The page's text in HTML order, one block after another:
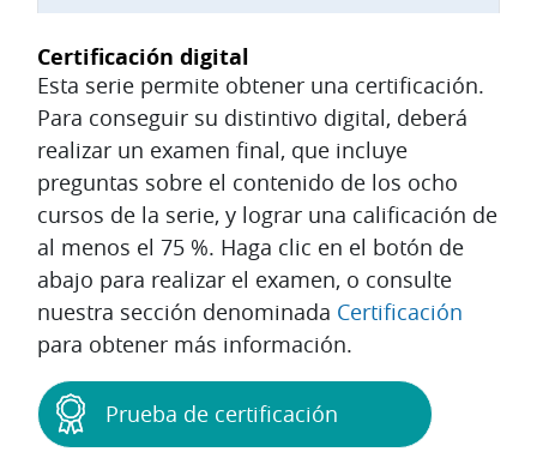
Certificación digital
Esta serie permite obtener una certificación.
Para conseguir su distintivo digital, deberá
realizar un examen final, que incluye
preguntas sobre el contenido de los ocho
cursos de la serie, y lograr una calificación de
al menos el 75 %. Haga clic en el botón de
abajo para realizar el examen, o consulte
nuestra sección denominada Certificación
para obtener más información.
Prueba de certificación